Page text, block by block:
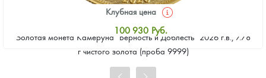
Золотая монета Камеруна "Верность и Доблесть" 2026 г.в., 7.78
г чистого золота (проба 9999)
Клубная цена
100 930 Руб.
Стандартная цена